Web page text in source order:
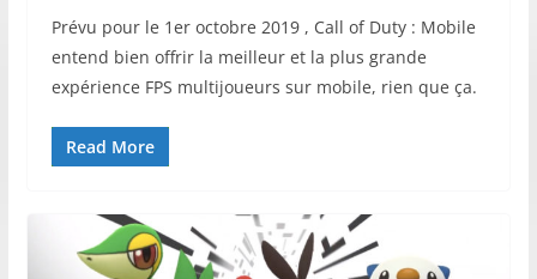
Prévu pour le 1er octobre 2019 , Call of Duty : Mobile
entend bien offrir la meilleur et la plus grande
expérience FPS multijoueurs sur mobile, rien que ça.
Read More